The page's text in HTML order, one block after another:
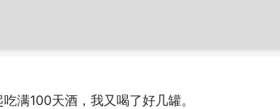
满100天酒，我又喝了好几罐。